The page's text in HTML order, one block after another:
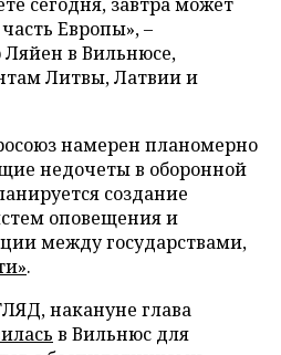
Европы», –
в Вильнюсе,
Литвы, Латвии и
намерен планомерно
недочеты в оборонной
создание
оповещения и
между государствами,
.
накануне глава
в Вильнюс для